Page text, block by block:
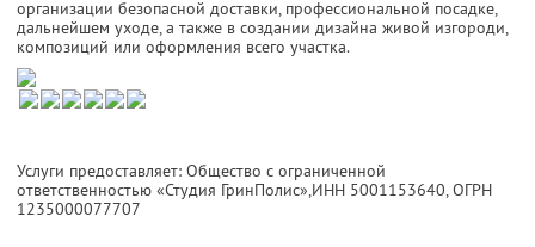
организации безопасной доставки, профессиональной посадке,
дальнейшем уходе, а также в создании дизайна живой изгороди,
композиций или оформления всего участка.
Услуги предоставляет: Общество с ограниченной
ответственностью «Студия ГринПолис»,ИНН 5001153640, ОГРН
1235000077707